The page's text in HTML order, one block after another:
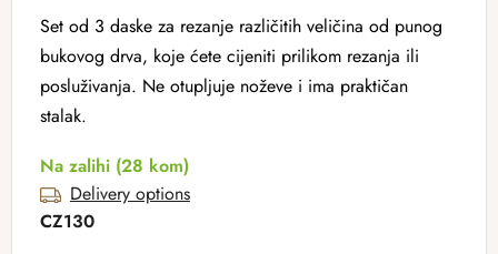
Set od 3 daske za rezanje različitih veličina od punog
bukovog drva, koje ćete cijeniti prilikom rezanja ili
posluživanja. Ne otupljuje noževe i ima praktičan
stalak.
Na zalihi (28 kom)
Delivery options
CZ130